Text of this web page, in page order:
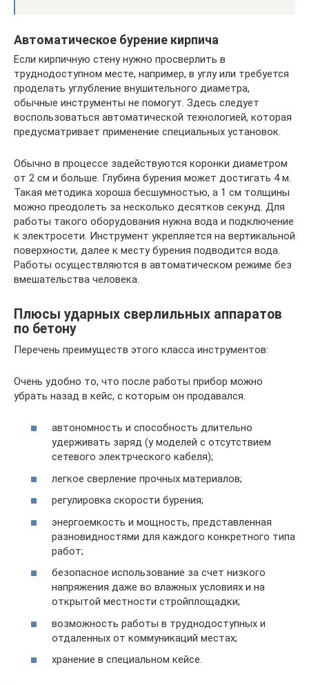
Автоматическое бурение кирпича
Если кирпичную стену нужно просверлить в
труднодоступном месте, например, в углу или требуется
проделать углубление внушительного диаметра,
обычные инструменты не помогут. Здесь следует
воспользоваться автоматической технологией, которая
предусматривает применение специальных установок.
Обычно в процессе задействуются коронки диаметром
от 2 см и больше. Глубина бурения может достигать 4 м.
Такая методика хороша бесшумностью, a 1 см толщины
можно преодолеть за несколько десятков секунд. Для
работы такого оборудования нужна вода и подключение
к электросети. Инструмент укрепляется на вертикальной
поверхности, далее к месту бурения подводится вода.
Работы осуществляются в автоматическом режиме без
вмешательства человека.
Плюсы ударных сверлильных аппаратов
по бетону
Перечень преимуществ этого класса инструментов:
Очень удобно то, что после работы прибор можно
убрать назад в кейс, с которым он продавался.
автономность и способность длительно
удерживать заряд (у моделей с отсутствием
сетевого электрческого кабеля);
легкое сверление прочных материалов;
регулировка скорости бурения;
энергоемкость и мощность, представленная
разновидностями для каждого конкретного типа
работ;
безопасное использование за счет низкого
напряжения даже во влажных условиях и на
открытой местности стройплощадки;
возможность работы в труднодоступных и
отдаленных от коммуникаций местах;
хранение в специальном кейсе.